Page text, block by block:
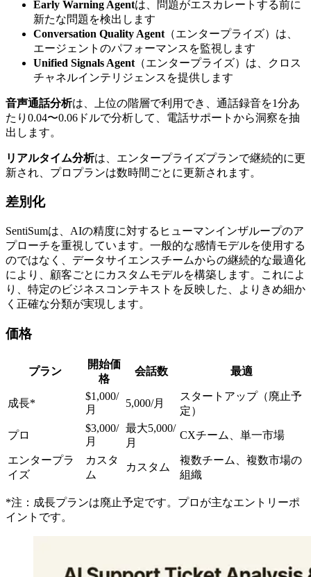
Early Warning Agentは、問題がエスカレートする前に
新たな問題を検出します
Conversation Quality Agent （エンタープライズ）は、
エージェントのパフォーマンスを監視します
Unified Signals Agent （エンタープライズ）は、クロス
チャネルインテリジェンスを提供します
音声通話分析は、上位の階層で利用でき、通話録音を1分あ
たり0.04〜0.06ドルで分析して、電話サポートから洞察を抽
出します。
リアルタイム分析は、エンタープライズプランで継続的に更
新され、プロプランは数時間ごとに更新されます。
差別化
SentiSumは、AIの精度に対するヒューマンインザループのア
プローチを重視しています。一般的な感情モデルを使用する
のではなく、データサイエンスチームからの継続的な最適化
により、顧客ごとにカスタムモデルを構築します。これによ
り、特定のビジネスコンテキストを反映した、よりきめ細か
く正確な分類が実現します。
価格
プラン
開始価
格
会話数 最適
成長*
$1,000/
月
5,000/月
スタートアップ（廃止予
定）
プロ
$3,000/
月
最大5,000/
月
CXチーム、単一市場
エンタープラ
イズ
カスタ
ム
カスタム
複数チーム、複数市場の
組織
*注：成長プランは廃止予定です。プロが主なエントリーポ
イントです。